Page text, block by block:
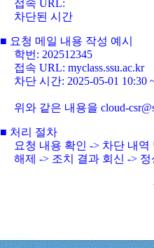
접속 URL:
차단된 시간
■ 요청 메일 내용 작성 예시
학번: 202512345
접속 URL: myclass.ssu.ac.kr
차단 시간: 2025-05-01 10:30
위와 같은 내용을 cloud-
■ 처리 절차
요청 내용 확인 -> 차단 내
해제 -> 조치 결과 회신 ->